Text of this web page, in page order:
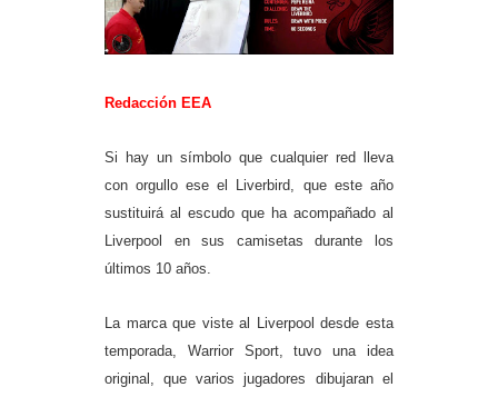
Redacción EEA
Si hay un símbolo que cualquier red lleva
con orgullo ese el Liverbird, que este año
sustituirá al escudo que ha acompañado al
Liverpool
en sus camisetas durante los
últimos 10 años.
La marca que viste al Liverpool desde esta
temporada, Warrior Sport, tuvo una idea
original, que varios jugadores dibujaran el